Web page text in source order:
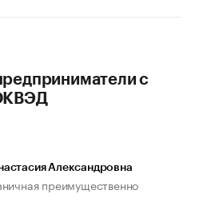
с
Александровна
преимущественно